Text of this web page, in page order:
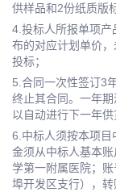
供样品和2份纸质版
4.投标人所报单项
布的对应计划单价
投标；
5.合同一次性签订3
终止其合同。一年
以自动进行下一年
6.中标人须按本项目
金须从中标人基本
学第一附属医院；
埠开发区支行），